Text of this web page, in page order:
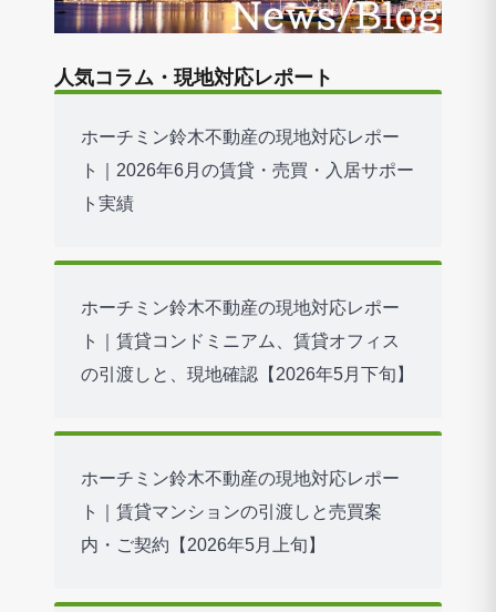
人気コラム・現地対応レポート
ホーチミン鈴木不動産の現地対応レポー
ト｜2026年6月の賃貸・売買・入居サポー
ト実績
ホーチミン鈴木不動産の現地対応レポー
ト｜賃貸コンドミニアム、賃貸オフィス
の引渡しと、現地確認【2026年5月下旬】
ホーチミン鈴木不動産の現地対応レポー
ト｜賃貸マンションの引渡しと売買案
内・ご契約【2026年5月上旬】